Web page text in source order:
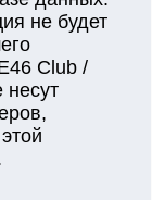
не будет
Club /
несут